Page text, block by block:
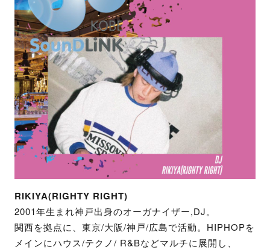
RIKIYA(RIGHTY RIGHT)
2001年生まれ神戸出身のオーガナイザー,DJ。
関西を拠点に、東京/大阪/神戸/広島で活動。HIPHOPを
メインにハウス/テクノ/ R&Bなどマルチに展開し、